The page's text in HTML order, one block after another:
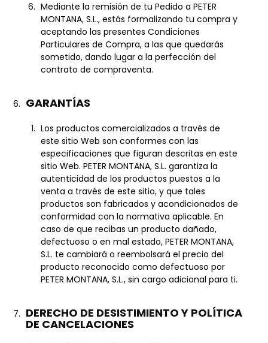
Mediante la remisión de tu Pedido a PETER
MONTANA, S.L., estás formalizando tu compra y
aceptando las presentes Condiciones
Particulares de Compra, a las que quedarás
sometido, dando lugar a la perfección del
contrato de compraventa.
GARANTÍAS
Los productos comercializados a través de
este sitio Web son conformes con las
especificaciones que figuran descritas en este
sitio Web. PETER MONTANA, S.L. garantiza la
autenticidad de los productos puestos a la
venta a través de este sitio, y que tales
productos son fabricados y acondicionados de
conformidad con la normativa aplicable. En
caso de que recibas un producto dañado,
defectuoso o en mal estado, PETER MONTANA,
S.L. te cambiará o reembolsará el precio del
producto reconocido como defectuoso por
PETER MONTANA, S.L., sin cargo adicional para ti.
DERECHO DE DESISTIMIENTO Y POLÍTICA
DE CANCELACIONES